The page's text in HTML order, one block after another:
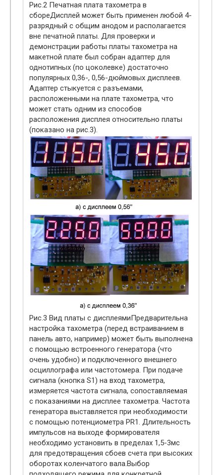
Рис.2 Печатная плата тахометра в
сбореДисплей может быть применен любой 4-
разрядный с общим анодом и располагается
вне печатной платы. Для проверки и
демонстрации работы платы тахометра на
макетной плате был собран адаптер для
однотипных (по цоколевке) достаточно
популярных 0,36-, 0,56-дюймовых дисплеев.
Адаптер стыкуется с разъемами,
расположенными на плате тахометра, что
может стать одним из способов
расположения дисплея относительно платы
(показано на рис.3).
Рис.3 Вид платы с дисплеямиПредварительна
настройка тахометра (перед встраиванием в
панель авто, например) может быть выполнена
с помощью встроенного генератора (что
очень удобно) и подключенного внешнего
осциллографа или частотомера. При подаче
сигнала (кнопка S1) на вход тахометра,
измеряется частота сигнала, сопоставляемая
с показаниями на дисплее тахометра. Частота
генератора выставляется при необходимости
с помощью потенциометра PR1. Длительность
импульсов на выходе формирователя
необходимо установить в пределах 1,5-3мс
для предотвращения сбоев счета при высоких
оборотах коленчатого вала.Выбор